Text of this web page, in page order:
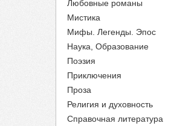
Любовные романы
Мистика
Мифы. Легенды. Эпос
Наука, Образование
Поэзия
Приключения
Проза
Религия и духовность
Справочная литература